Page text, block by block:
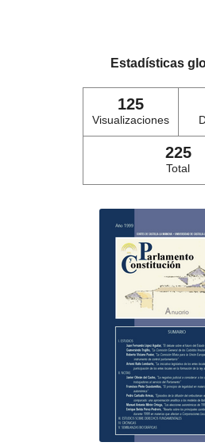
Estadísticas
125
Visualizaciones
225
Total